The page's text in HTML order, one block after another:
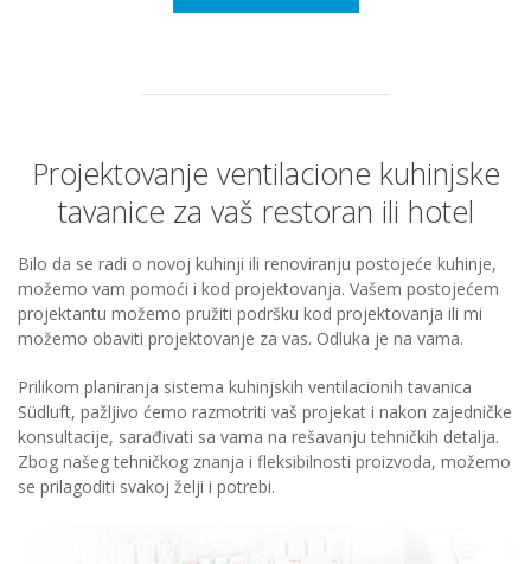
Projektovanje ventilacione kuhinjske
tavanice za vaš restoran ili hotel
Bilo da se radi o novoj kuhinji ili renoviranju postojeće kuhinje,
možemo vam pomoći i kod projektovanja. Vašem postojećem
projektantu možemo pružiti podršku kod projektovanja ili mi
možemo obaviti projektovanje za vas. Odluka je na vama.
Prilikom planiranja sistema kuhinjskih ventilacionih tavanica
Südluft, pažljivo ćemo razmotriti vaš projekat i nakon zajedničke
konsultacije, sarađivati sa vama na rešavanju tehničkih detalja.
Zbog našeg tehničkog znanja i fleksibilnosti proizvoda, možemo
se prilagoditi svakoj želji i potrebi.